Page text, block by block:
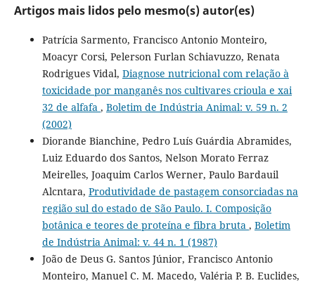
Artigos mais lidos pelo mesmo(s) autor(es)
Patrícia Sarmento, Francisco Antonio Monteiro,
Moacyr Corsi, Pelerson Furlan Schiavuzzo, Renata
Rodrigues Vidal, Diagnose nutricional com relação à
toxicidade por manganês nos cultivares crioula e xai
32 de alfafa , Boletim de Indústria Animal: v. 59 n. 2
(2002)
Diorande Bianchine, Pedro Luís Guárdia Abramides,
Luiz Eduardo dos Santos, Nelson Morato Ferraz
Meirelles, Joaquim Carlos Werner, Paulo Bardauil
Alcntara, Produtividade de pastagem consorciadas na
região sul do estado de São Paulo. I. Composição
botânica e teores de proteína e fibra bruta , Boletim
de Indústria Animal: v. 44 n. 1 (1987)
João de Deus G. Santos Júnior, Francisco Antonio
Monteiro, Manuel C. M. Macedo, Valéria P. B. Euclides,